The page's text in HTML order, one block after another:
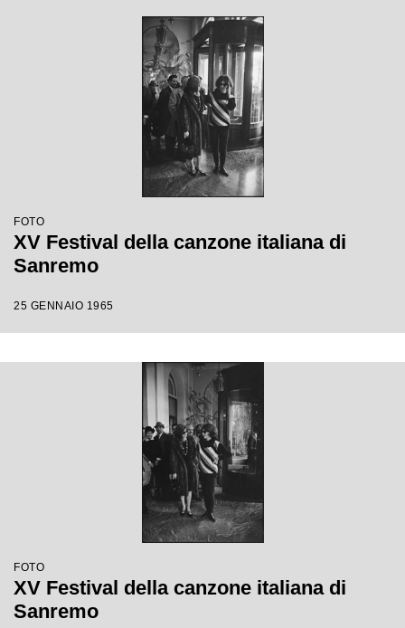
FOTO
XV Festival della canzone italiana di
Sanremo
25 GENNAIO 1965
FOTO
XV Festival della canzone italiana di
Sanremo